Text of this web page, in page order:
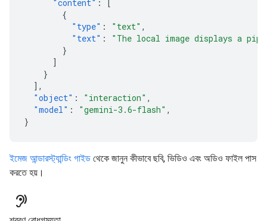
"content" :
{
"type" : "text" ,
"text" :
"The local image displays a
}
]
}
],
"object" : "interaction" ,
"model" : "gemini-3.6-flash" ,
}
ইমেজ আন্ডারস্ট্যান্ডিং গাইড থেকে জানুন কীভাবে ছবি, ভিডিও এবং অডিও ফাইল পাস
করতে হয়।
hearing